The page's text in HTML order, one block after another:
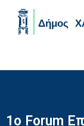
1ο Forum